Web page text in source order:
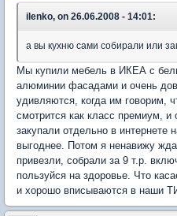
ilenko, on 26.06.2008 - 14:01:
а вы кухню сами собирали или
Мы купили мебель в ИКЕА с
алюминии фасадами и очень
удивляются, когда им говорим,
смотрится как класс премиум, и
закупали отдельно в интернете
выгоднее. Потом я ненавижу
привезли, собрали за 9 т.р.
пользуйся на здоровье. Что
и хорошо вписываются в наши